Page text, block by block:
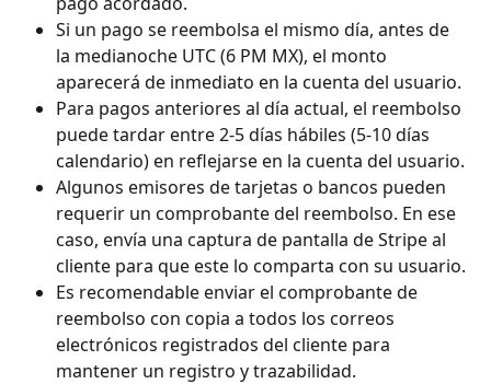
Si un pago se reembolsa el mismo día, antes de
la medianoche UTC (6 PM MX), el monto
aparecerá de inmediato en la cuenta del usuario.
Para pagos anteriores al día actual, el reembolso
puede tardar entre 2-5 días hábiles (5-10 días
calendario) en reflejarse en la cuenta del usuario.
Algunos emisores de tarjetas o bancos pueden
requerir un comprobante del reembolso. En ese
caso, envía una captura de pantalla de Stripe al
cliente para que este lo comparta con su usuario.
Es recomendable enviar el comprobante de
reembolso con copia a todos los correos
electrónicos registrados del cliente para
mantener un registro y trazabilidad.